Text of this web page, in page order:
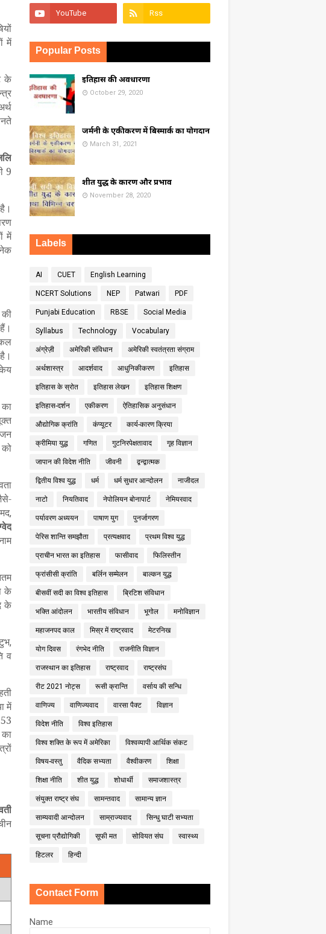
में
के
9
में
,
के
के
,
व
में
Popular Posts
इतिहास की अवधारणा
October 29, 2020
जर्मनी के एकीकरण में बिस्मार्क का योगदान
March 31, 2021
शीत युद्ध के कारण और प्रभाव
November 28, 2020
Labels
AI CUET English Learning
NCERT Solutions NEP Patwari PDF
Punjabi Education RBSE Social Media
Syllabus Technology Vocabulary
अंग्रेज़ी अमेरिकी संविधान अमेरिकी स्वतंत्रता संग्राम
अर्थशास्त्र आदर्शवाद आधुनिकीकरण इतिहास
इतिहास के स्रोत इतिहास लेखन इतिहास शिक्षण
इतिहास-दर्शन एकीकरण ऐतिहासिक अनुसंधान
औद्योगिक क्रांति कंप्यूटर कार्य-कारण क्रिया
क्रीमिया युद्ध गणित गुटनिरपेक्षतावाद गृह विज्ञान
जापान की विदेश नीति जीवनी द्वन्द्वात्मक
द्वितीय विश्व युद्ध धर्म धर्म सुधार आन्दोलन नाजीदल
नाटो नियतिवाद नेपोलियन बोनापार्ट नेमियरवाद
पर्यावरण अध्ययन पाषाण युग पुनर्जागरण
पेरिस शान्ति समझौता प्रत्यक्षवाद प्रथम विश्व युद्ध
प्राचीन भारत का इतिहास फासीवाद फिलिस्तीन
फ्रांसीसी क्रांति बर्लिन सम्मेलन बाल्कन युद्ध
बीसवीं सदी का विश्व इतिहास ब्रिटिश संविधान
भक्ति आंदोलन भारतीय संविधान भूगोल मनोविज्ञान
महाजनपद काल मिस्र में राष्ट्रवाद मेटरनिख
योग दिवस रंगभेद नीति राजनीति विज्ञान
राजस्थान का इतिहास राष्ट्रवाद राष्ट्रसंघ
रीट 2021 नोट्स रूसी क्रान्ति वर्साय की सन्धि
वाणिज्य वाणिज्यवाद वारसा पैक्ट विज्ञान
विदेश नीति विश्व इतिहास
विश्व शक्ति के रूप में अमेरिका विश्वव्यापी आर्थिक संकट
विषय-वस्तु वैदिक सभ्यता वैश्वीकरण शिक्षा
शिक्षा नीति शीत युद्ध शोधार्थी समाजशास्त्र
संयुक्त राष्ट्र संघ सामन्तवाद सामान्य ज्ञान
साम्यवादी आन्दोलन साम्राज्यवाद सिन्धु घाटी सभ्यता
सूचना प्रौद्योगिकी सूफी मत सोवियत संघ स्वास्थ्य
हिटलर हिन्दी
Contact Form
Name